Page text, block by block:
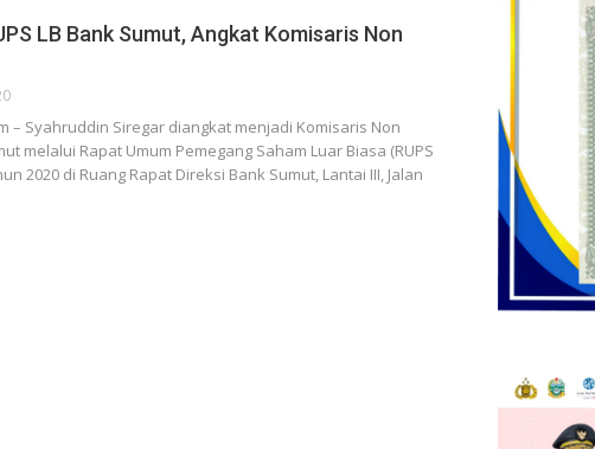
LB Bank Sumut, Angkat Komisaris Non
– Syahruddin Siregar diangkat menjadi Komisaris Non
melalui Rapat Umum Pemegang Saham Luar Biasa (RUPS
2020 di Ruang Rapat Direksi Bank Sumut, Lantai III, Jalan